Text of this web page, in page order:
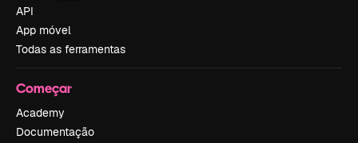
API
App móvel
Todas as ferramentas
Começar
Academy
Documentação